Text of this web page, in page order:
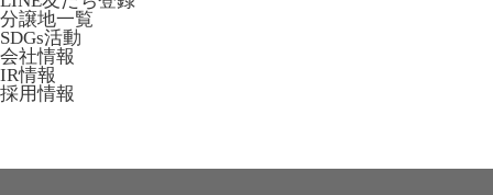
分譲地一覧
SDGs活動
会社情報
IR情報
採用情報